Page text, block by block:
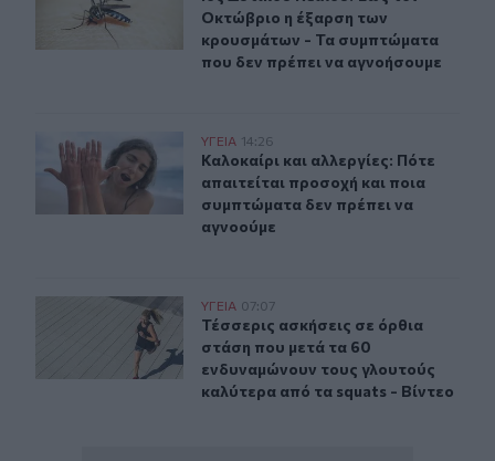
Οκτώβριο η έξαρση των
κρουσμάτων - Τα συμπτώματα
που δεν πρέπει να αγνοήσουμε
Καλοκαίρι και αλλεργίες: Πότε απαιτείται προσοχή
ΥΓΕΙΑ 14:26
Καλοκαίρι και αλλεργίες: Πότε
Καλοκαίρι και αλλεργίες: Πότε
απαιτείται προσοχή και ποια
συμπτώματα δεν πρέπει να
αγνοούμε
Τέσσερις ασκήσεις σε όρθια στάση που μετά τα 60
ΥΓΕΙΑ 07:07
Τέσσερις ασκήσεις σε όρθια
Τέσσερις ασκήσεις σε όρθια
στάση που μετά τα 60
ενδυναμώνουν τους γλουτούς
καλύτερα από τα squats - Βίντεο